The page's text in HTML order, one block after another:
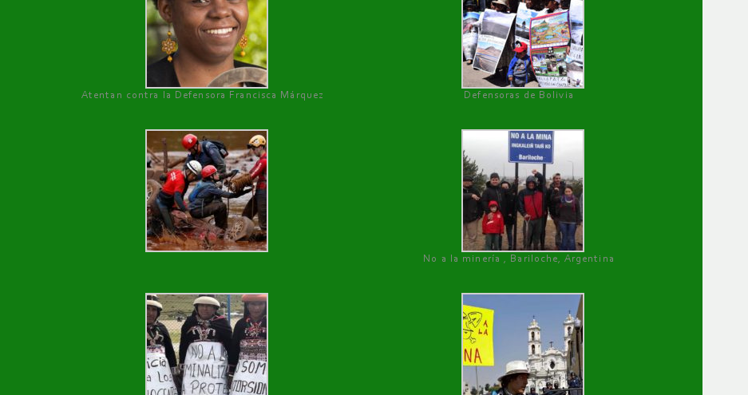
Atentan contra la Defensora Francisca Márquez Defensoras de Bolivia
No a la minería , Bariloche, Argentina